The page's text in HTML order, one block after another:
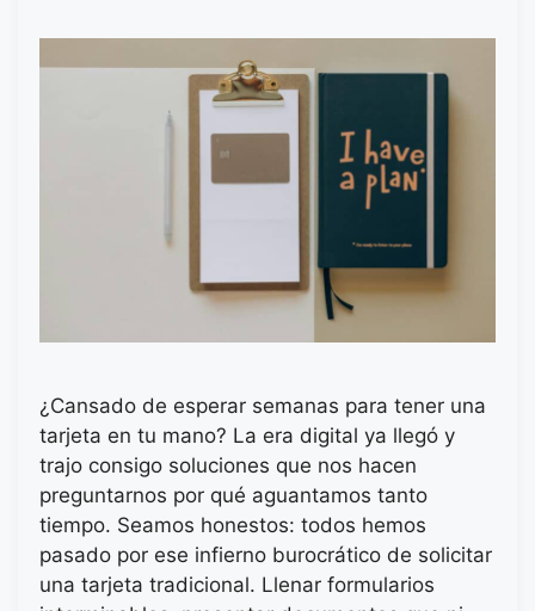
¿Cansado de esperar semanas para tener una
tarjeta en tu mano? La era digital ya llegó y
trajo consigo soluciones que nos hacen
preguntarnos por qué aguantamos tanto
tiempo. Seamos honestos: todos hemos
pasado por ese infierno burocrático de solicitar
una tarjeta tradicional. Llenar formularios